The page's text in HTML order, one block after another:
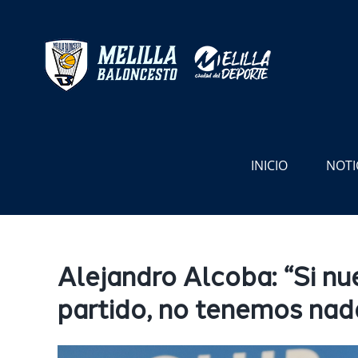
contenido
INICIO
Alejandro Alcoba: “Si
partido, no tenemos